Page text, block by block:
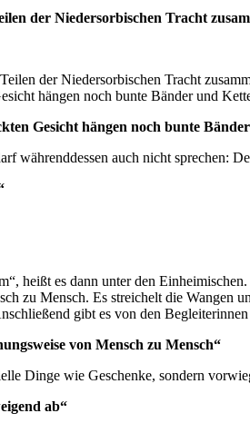
der Niedersorbischen Tracht
der Niedersorbischen Tracht
hängen noch bunte Bänder und
Gesicht hängen noch bunte
währenddessen auch nicht sprechen:
heißt es dann unter den
zu Mensch. Es streichelt die Wangen
gibt es von den
von Mensch zu Mensch“
Dinge wie Geschenke, sondern
ab“